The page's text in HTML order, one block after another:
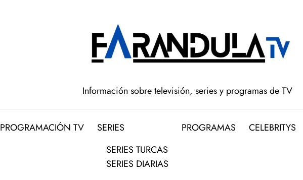
Información sobre televisión, series y programas de TV
PROGRAMACIÓN TV
SERIES
SERIES TURCAS
SERIES DIARIAS
PROGRAMAS CELEBRITYS